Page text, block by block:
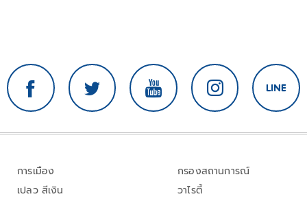
การเมือง
เปลว สีเงิน
กรองสถานการณ์
วาไรตี้